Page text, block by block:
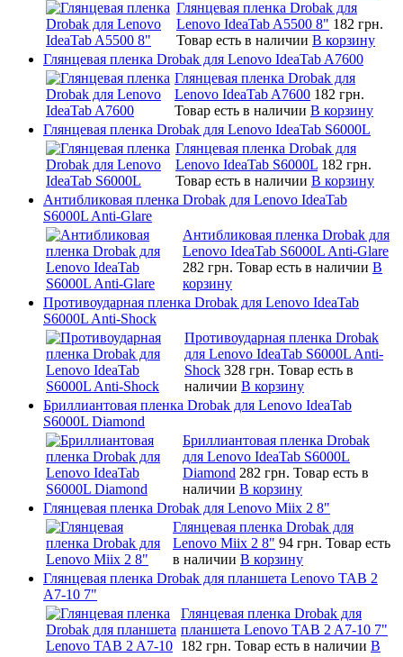
Глянцевая пленка Drobak для
Lenovo IdeaTab A5500 8" 182 грн.
Товар есть в наличии В корзину
Глянцевая пленка Drobak для Lenovo IdeaTab A7600
Глянцевая пленка Drobak для
Lenovo IdeaTab A7600 182 грн.
Товар есть в наличии В корзину
Глянцевая пленка Drobak для Lenovo IdeaTab S6000L
Глянцевая пленка Drobak для
Lenovo IdeaTab S6000L 182 грн.
Товар есть в наличии В корзину
Антибликовая пленка Drobak для Lenovo IdeaTab
S6000L Anti-Glare
Антибликовая пленка Drobak для
Lenovo IdeaTab S6000L Anti-Glare
282 грн. Товар есть в наличии В
корзину
Противоударная пленка Drobak для Lenovo IdeaTab
S6000L Anti-Shock
Противоударная пленка Drobak
для Lenovo IdeaTab S6000L Anti-
Shock 328 грн. Товар есть в
наличии В корзину
Бриллиантовая пленка Drobak для Lenovo IdeaTab
S6000L Diamond
Бриллиантовая пленка Drobak
для Lenovo IdeaTab S6000L
Diamond 282 грн. Товар есть в
наличии В корзину
Глянцевая пленка Drobak для Lenovo Miix 2 8"
Глянцевая пленка Drobak для
Lenovo Miix 2 8" 94 грн. Товар есть
в наличии В корзину
Глянцевая пленка Drobak для планшета Lenovo TAB 2
A7-10 7"
Глянцевая пленка Drobak для
планшета Lenovo TAB 2 A7-10 7"
182 грн. Товар есть в наличии В